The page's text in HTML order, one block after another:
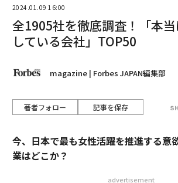
2024.01.09 16:00
全1905社を徹底調査！「本
している会社」TOP50
magazine | Forbes JAPAN編集部
著者フォロー 記事を保存
今、日本で最も女性活躍を推進する意
業はどこか？
advertisement